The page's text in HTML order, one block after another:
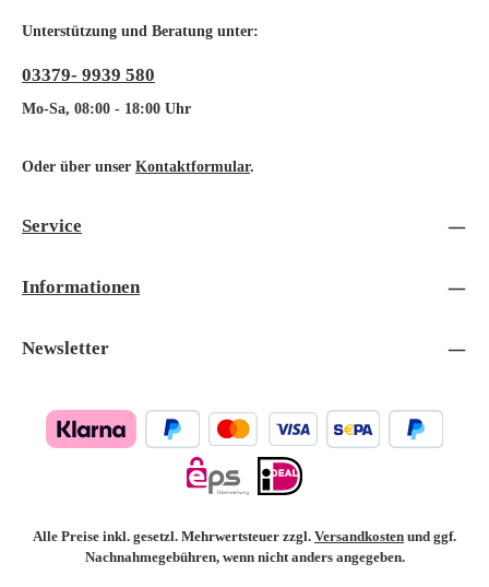
Unterstützung und Beratung unter:
03379- 9939 580
Mo-Sa, 08:00 - 18:00 Uhr
Oder über unser Kontaktformular.
Service
Informationen
Newsletter
Alle Preise inkl. gesetzl. Mehrwertsteuer zzgl. Versandkosten und ggf.
Nachnahmegebühren, wenn nicht anders angegeben.